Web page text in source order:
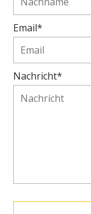
Email*
Nachricht*